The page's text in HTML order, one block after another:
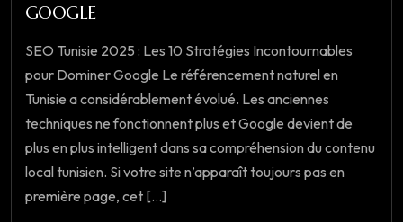
GOOGLE
SEO Tunisie 2025 : Les 10 Stratégies Incontournables
pour Dominer Google Le référencement naturel en
Tunisie a considérablement évolué. Les anciennes
techniques ne fonctionnent plus et Google devient de
plus en plus intelligent dans sa compréhension du contenu
local tunisien. Si votre site n’apparaît toujours pas en
première page, cet [...]